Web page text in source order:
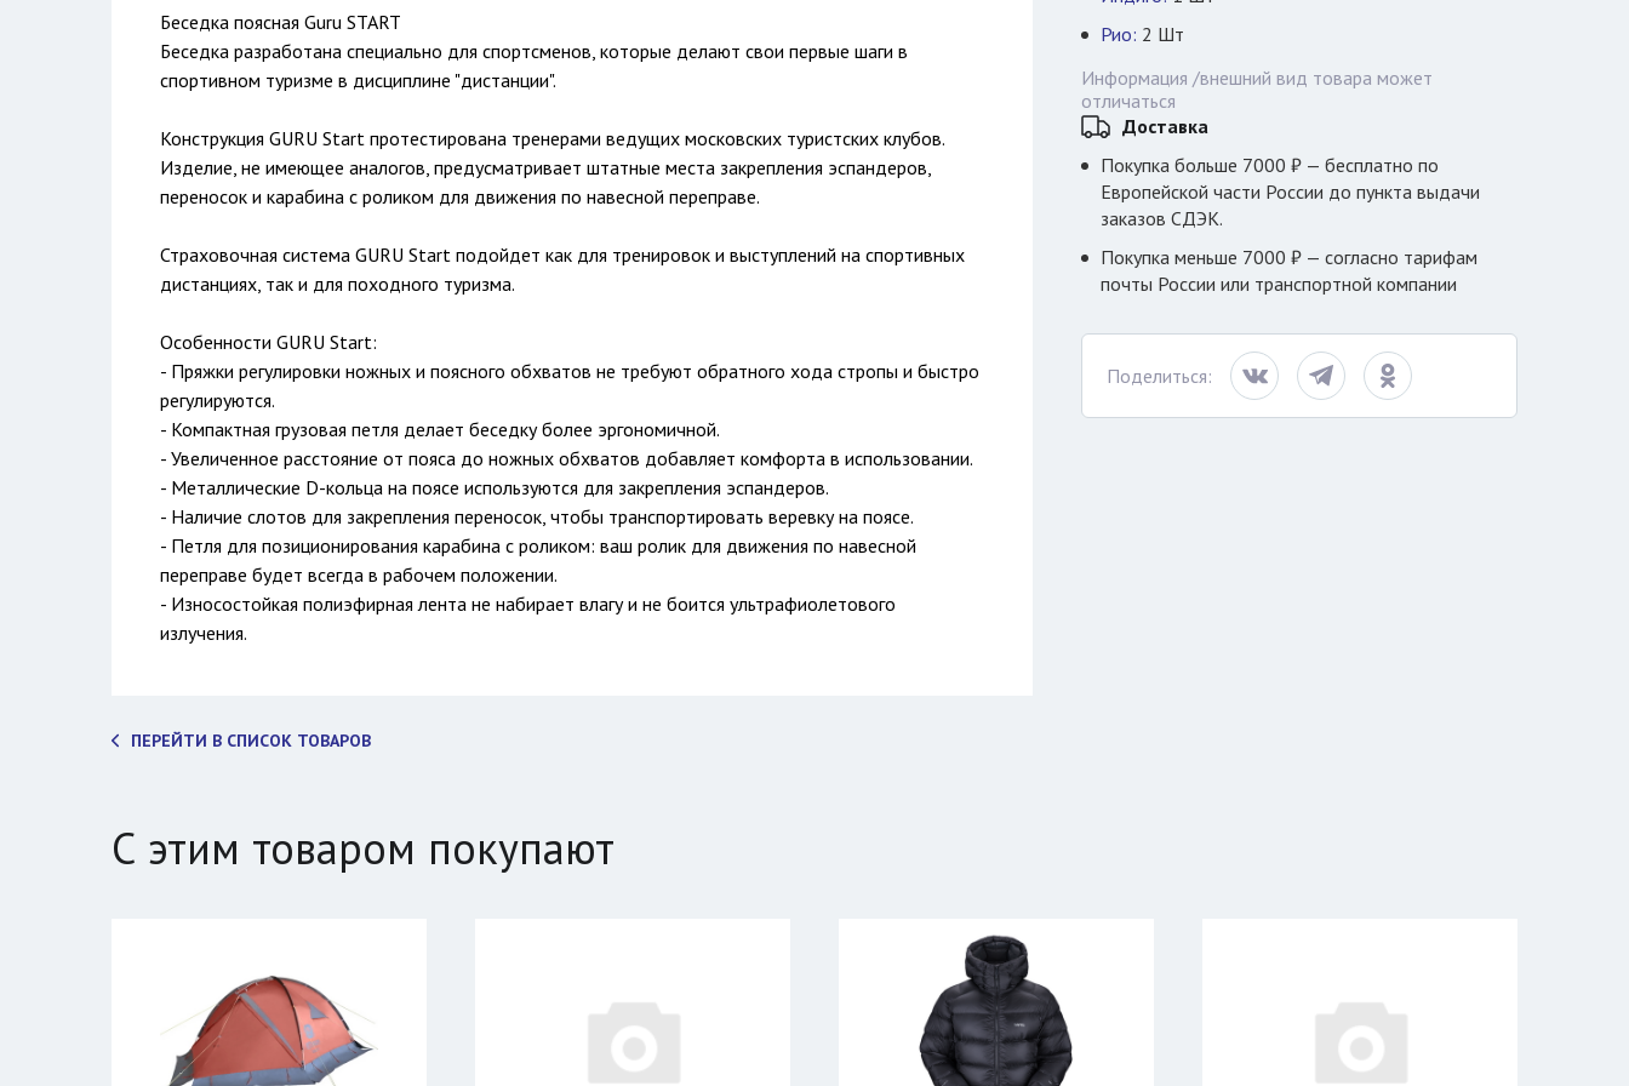
Беседка поясная Guru START
Беседка разработана специально для спортсменов, которые делают свои первые шаги в
спортивном туризме в дисциплине "дистанции".
Конструкция GURU Start протестирована тренерами ведущих московских туристских клубов.
Изделие, не имеющее аналогов, предусматривает штатные места закрепления эспандеров,
переносок и карабина с роликом для движения по навесной переправе.
Страховочная система GURU Start подойдет как для тренировок и выступлений на спортивных
дистанциях, так и для походного туризма.
Особенности GURU Start:
- Пряжки регулировки ножных и поясного обхватов не требуют обратного хода стропы и быстро
регулируются.
- Компактная грузовая петля делает беседку более эргономичной.
- Увеличенное расстояние от пояса до ножных обхватов добавляет комфорта в использовании.
- Металлические D-кольца на поясе используются для закрепления эспандеров.
- Наличие слотов для закрепления переносок, чтобы транспортировать веревку на поясе.
- Петля для позиционирования карабина с роликом: ваш ролик для движения по навесной
переправе будет всегда в рабочем положении.
- Износостойкая полиэфирная лента не набирает влагу и не боится ультрафиолетового
излучения.
ПЕРЕЙТИ В СПИСОК ТОВАРОВ
Рио: 2 Шт
Информация /внешний вид товара может
отличаться
Доставка
Покупка больше 7000 ₽ — бесплатно по
Европейской части России до пункта выдачи
заказов СДЭК.
Покупка меньше 7000 ₽ — согласно тарифам
почты России или транспортной компании
Поделиться:
С этим товаром покупают